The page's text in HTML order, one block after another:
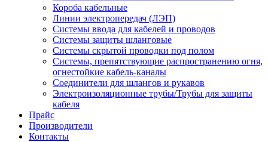
Короба кабельные
Линии электропередач (ЛЭП)
Системы ввода для кабелей и проводов
Системы защиты шланговые
Системы скрытой проводки под полом
Системы, препятствующие распространению огня,
огнестойкие кабель-каналы
Соединители для шлангов и рукавов
Электроизоляционные трубы/Трубы для защиты
кабеля
Прайс
Производители
Контакты